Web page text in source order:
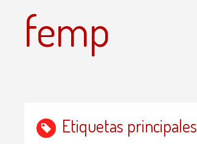
femp
Etiquetas principales